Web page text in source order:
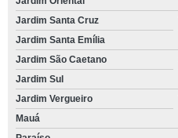
Jardim Santa Cruz
Jardim Santa Emília
Jardim São Caetano
Jardim Sul
Jardim Vergueiro
Mauá